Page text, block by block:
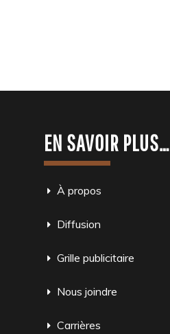
EN SAVOIR PLUS…
À propos
Diffusion
Grille publicitaire
Nous joindre
Carrières